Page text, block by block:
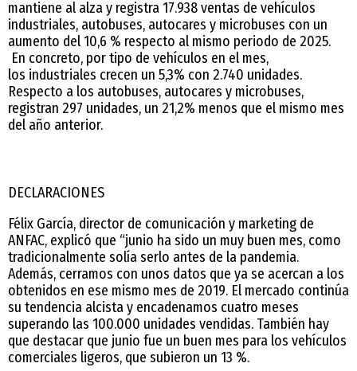
mantiene al alza y registra 17.938 ventas de vehículos
industriales, autobuses, autocares y microbuses con un
aumento del 10,6 % respecto al mismo periodo de 2025.
En concreto, por tipo de vehículos en el mes,
los industriales crecen un 5,3% con 2.740 unidades.
Respecto a los autobuses, autocares y microbuses,
registran 297 unidades, un 21,2% menos que el mismo mes
del año anterior.
DECLARACIONES
Félix García, director de comunicación y marketing de
ANFAC, explicó que “junio ha sido un muy buen mes, como
tradicionalmente solía serlo antes de la pandemia.
Además, cerramos con unos datos que ya se acercan a los
obtenidos en ese mismo mes de 2019. El mercado continúa
su tendencia alcista y encadenamos cuatro meses
superando las 100.000 unidades vendidas. También hay
que destacar que junio fue un buen mes para los vehículos
comerciales ligeros, que subieron un 13 %.